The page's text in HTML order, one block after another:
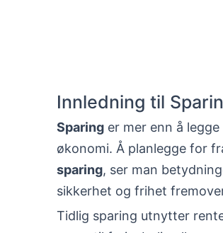
Innledning til
Sparing er mer enn å
økonomi. Å planlegge for
sparing, ser man
sikkerhet og frihet
Tidlig sparing utnytter